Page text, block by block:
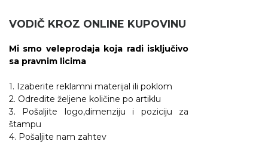
VODIČ KROZ ONLINE KUPOVINU
Mi smo veleprodaja koja radi isključivo
sa pravnim licima
1. Izaberite reklamni materijal ili poklom
2. Odredite željene količine po artiklu
3. Pošaljite logo,dimenziju i poziciju za
štampu
4. Pošaljite nam zahtev